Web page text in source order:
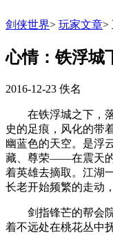
剑侠世界> 玩家文章>
心情：铁浮城
2016-12-23 佚名
在铁浮城之下，落
史的足痕，风化的带
幽蓝色的天空。是浮
藏、尊荣——在震天
着英雄去摘取。江湖
长老开始频繁的走动
剑指锋芒的帮会院
着不远处在桃花丛中